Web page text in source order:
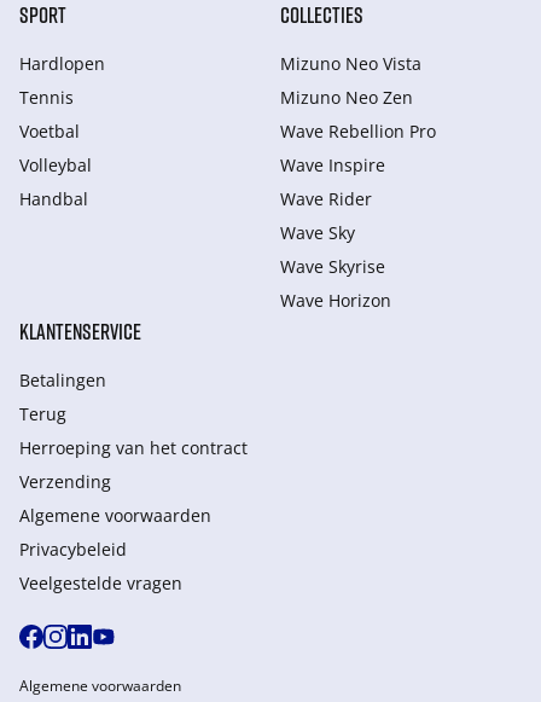
SPORT
Hardlopen
Tennis
Voetbal
Volleybal
Handbal
COLLECTIES
Mizuno Neo Vista
Mizuno Neo Zen
Wave Rebellion Pro
Wave Inspire
Wave Rider
Wave Sky
Wave Skyrise
Wave Horizon
KLANTENSERVICE
Betalingen
Terug
Herroeping van het contract
Verzending
Algemene voorwaarden
Privacybeleid
Veelgestelde vragen
Algemene voorwaarden